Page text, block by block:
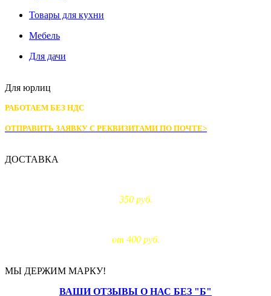
Товары для кухни
Мебель
Для дачи
Для юрлиц
РАБОТАЕМ БЕЗ НДС
ОТПРАВИТЬ ЗАЯВКУ С РЕКВИЗИТАМИ ПО ПОЧТЕ>
ДОСТАВКА
350 руб.
от 400 руб.
МЫ ДЕРЖИМ МАРКУ!
ВАШИ ОТЗЫВЫ О НАС БЕЗ "Б"